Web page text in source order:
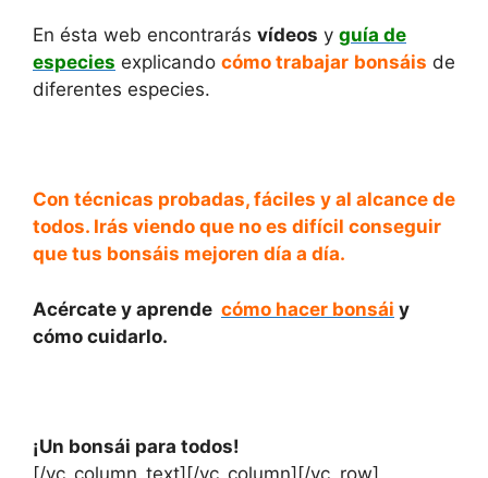
En ésta web encontrarás vídeos y guía de
especies explicando cómo trabajar bonsáis de
diferentes especies.
Con técnicas probadas, fáciles y al alcance de
todos. Irás viendo que no es difícil conseguir
que tus bonsáis mejoren día a día.
Acércate y aprende cómo hacer bonsái y
cómo cuidarlo.
¡Un bonsái para todos!
[/vc_column_text][/vc_column][/vc_row]